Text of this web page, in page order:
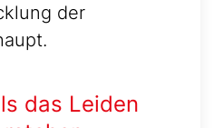
der
das Leiden